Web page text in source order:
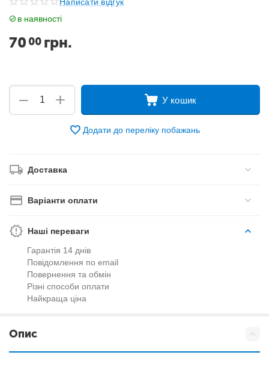
в наявності
70 00 грн.
+
− У кошик
Додати до переліку побажань
Доставка
Варіанти оплати
Наші переваги
Гарантія 14 днів
Повідомлення по email
Повернення та обмін
Різні способи оплати
Найкраща ціна
Опис